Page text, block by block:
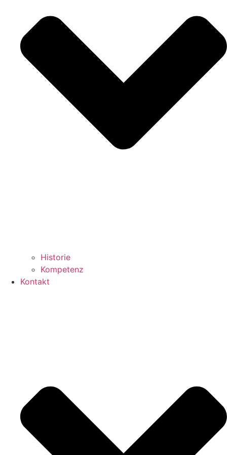
Historie
Kompetenz
Kontakt